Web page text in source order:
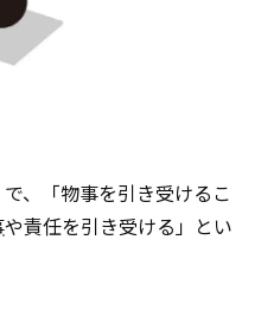
、「物事を引き受けるこ
や責任を引き受ける」とい